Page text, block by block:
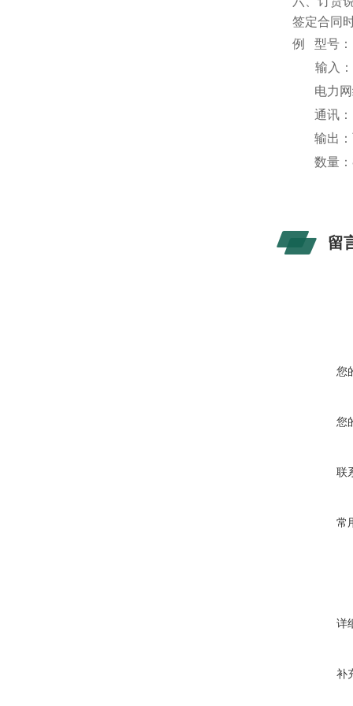
签定合同
例
型号：
输入：
电力
通讯：
输出
数量：
留
您
您
联
常
详
补